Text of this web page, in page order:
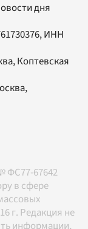
дня
ИНН
Коптевская
,
ФС77-67642
в сфере
г. Редакция не
информации,